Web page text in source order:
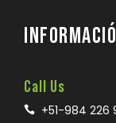
Call Us
+51-984 226